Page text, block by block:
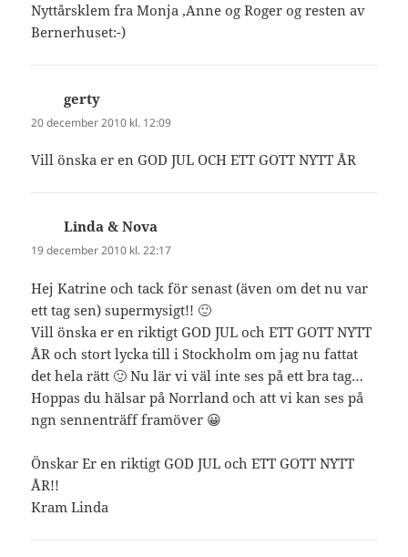
Nyttårsklem fra Monja ,Anne og Roger og resten av
Bernerhuset:-)
gerty
20 december 2010 kl. 12:09
Vill önska er en GOD JUL OCH ETT GOTT NYTT ÅR
Linda & Nova
19 december 2010 kl. 22:17
Hej Katrine och tack för senast (även om det nu var
ett tag sen) supermysigt!! 🙂
Vill önska er en riktigt GOD JUL och ETT GOTT NYTT
ÅR och stort lycka till i Stockholm om jag nu fattat
det hela rätt 🙂 Nu lär vi väl inte ses på ett bra tag…
Hoppas du hälsar på Norrland och att vi kan ses på
ngn sennenträff framöver 😀
Önskar Er en riktigt GOD JUL och ETT GOTT NYTT
ÅR!!
Kram Linda